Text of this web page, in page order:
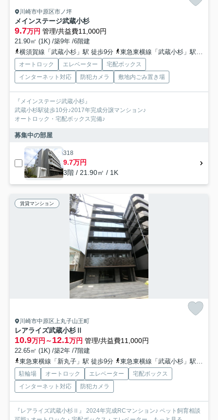
川崎市中原区市ノ坪
メインステージ武蔵小杉
9.7万円 管理/共益費11,000円
21.90㎡ (1K) /築9年 /6階建
横須賀線「武蔵小杉」駅 徒歩9分
東急東横線「武蔵小杉」駅 徒歩10分
オートロック エレベーター
宅配ボックス
インターネット対応
防犯カメラ 敷地内ごみ置き場
『メインステージ武蔵小杉』
武蔵小杉駅徒歩10分♪2017年完成分譲マンション♪
オートロック・宅配ボックス完備♪
募集中の部屋
318
9.7万円
3階 / 21.90㎡ / 1K
賃貸マンション
川崎市中原区上丸子山王町
レアライズ武蔵小杉Ⅱ
10.9万円～12.1万円 管理/共益費11,000円
22.65㎡ (1K) /築2年 /7階建
東急東横線「新丸子」駅 徒歩9分
東急東横線「武蔵小杉」駅 徒歩10分
駐輪場 オートロック エレベーター
宅配ボックス
インターネット対応
防犯カメラ
『レアライズ武蔵小杉Ⅱ』 2024年完成RCマンション♪ ペット飼育相談